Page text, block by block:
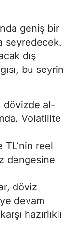
geniş bir
seyredecek.
dış
bu seyrin
dövizde al-
Volatilite
TL’nin reel
dengesine
döviz
devam
hazırlıklı